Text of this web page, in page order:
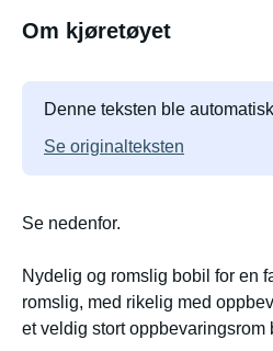
Om kjøretøyet
Denne teksten ble
Se originalteksten
Se nedenfor.
Nydelig og romslig bobil for en
romslig, med rikelig med
et veldig stort oppbevaringsrom